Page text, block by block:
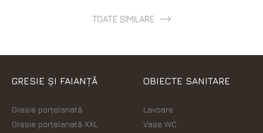
TOATE SIMILARE
GRESIE ȘI FAIANȚĂ
Gresie porțelanată
Gresie porțelanată XXL
OBIECTE SANITARE
Lavoare
Vase WC